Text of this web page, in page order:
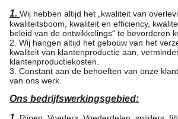
1. Wij hebben altijd het „kwaliteit van
kwaliteitsboom, kwaliteit en efficiency,
beleid van de ontwikkelings“ te bevorderen
2. Wij hangen altijd het gebouw van het
kwaliteit van klantenproductie aan,
klantenproductiekosten.
3. Constant aan de behoeften van onze
van ons werk.
Ons bedrijfswerkingsgebied: